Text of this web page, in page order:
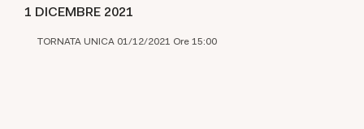
1 DICEMBRE 2021
TORNATA UNICA 01/12/2021 Ore 15:00